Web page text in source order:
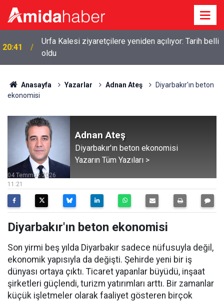
20:41
Urfa Kalesi ziyaretçilere yeniden açılıyor: Tarih belli
oldu
Anasayfa Yazarlar Adnan Ateş
Diyarbakır'ın beton
ekonomisi
Adnan Ateş
Diyarbakır'ın beton ekonomisi
Yazarın Tüm Yazıları >
11:21
04 Temmuz 2026
Diyarbakır'ın beton ekonomisi
Son yirmi beş yılda Diyarbakır sadece nüfusuyla değil,
ekonomik yapısıyla da değişti. Şehirde yeni bir iş
dünyası ortaya çıktı. Ticaret yapanlar büyüdü, inşaat
şirketleri güçlendi, turizm yatırımları arttı. Bir zamanlar
küçük işletmeler olarak faaliyet gösteren birçok